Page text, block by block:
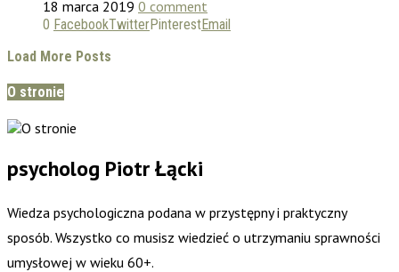
18 marca 2019 0 comment
0 FacebookTwitterPinterestEmail
Load More Posts
O stronie
psycholog Piotr Łącki
Wiedza psychologiczna podana w przystępny i praktyczny
sposób. Wszystko co musisz wiedzieć o utrzymaniu sprawności
umysłowej w wieku 60+.